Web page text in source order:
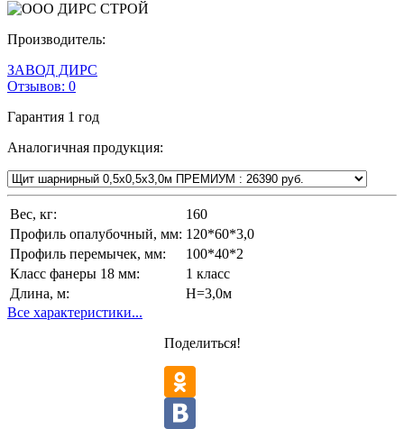
Производитель:
ЗАВОД ДИРС
Отзывов: 0
Гарантия 1 год
Аналогичная продукция:
Вес, кг:
160
Профиль опалубочный, мм: 120*60*3,0
Профиль перемычек, мм:
100*40*2
Класс фанеры 18 мм:
1 класс
Длина, м:
Н=3,0м
Все характеристики...
Поделиться!